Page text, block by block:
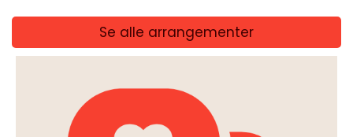
Se alle arrangementer